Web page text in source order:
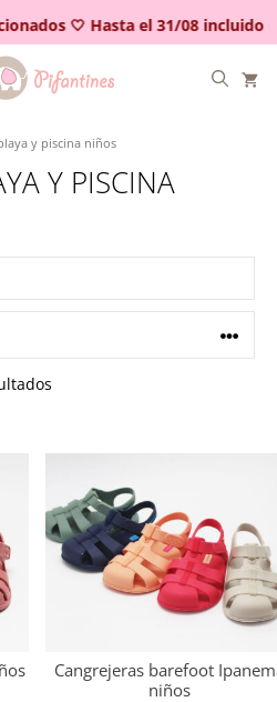
🤍 Hasta el 31/08 incluido
y piscina niños
Y PISCINA
Cangrejeras barefoot
niños